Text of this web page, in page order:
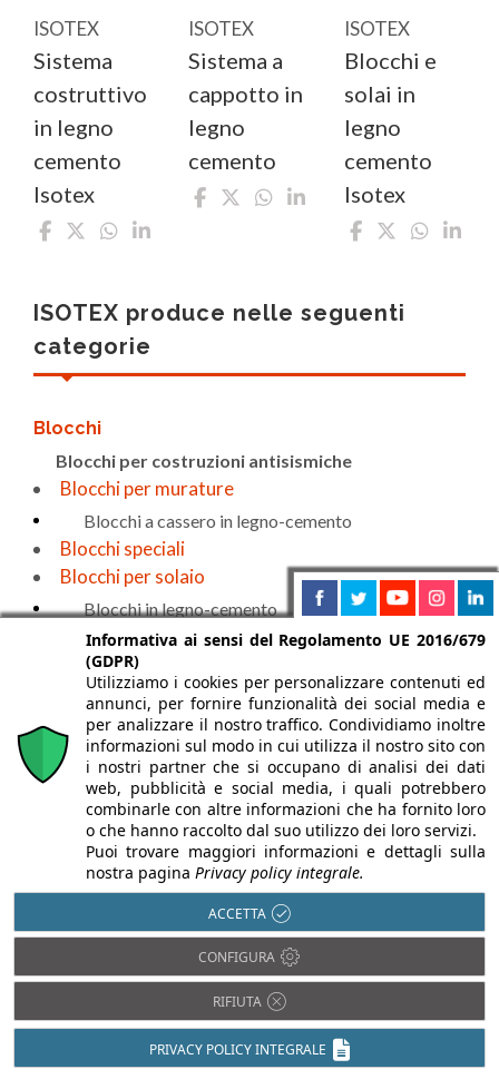
ISOTEX
Sistema
costruttivo
in legno
cemento
Isotex
ISOTEX
Sistema a
cappotto in
legno
cemento
ISOTEX
Blocchi e
solai in
legno
cemento
Isotex
ISOTEX produce nelle seguenti
categorie
Blocchi
Blocchi per costruzioni antisismiche
Blocchi per murature
Blocchi a cassero in legno-cemento
Blocchi speciali
Blocchi per solaio
Blocchi in legno-cemento
Cantiere
Casseforme e casseri
Casseforme a perdere
Casseforme per solai
Pannelli per casseforme
Informativa ai sensi del Regolamento UE 2016/679
(GDPR)
Utilizziamo i cookies per personalizzare contenuti ed
annunci, per fornire funzionalità dei social media e
per analizzare il nostro traffico. Condividiamo inoltre
informazioni sul modo in cui utilizza il nostro sito con
i nostri partner che si occupano di analisi dei dati
web, pubblicità e social media, i quali potrebbero
combinarle con altre informazioni che ha fornito loro
o che hanno raccolto dal suo utilizzo dei loro servizi.
Puoi trovare maggiori informazioni e dettagli sulla
nostra pagina Privacy policy integrale.
ACCETTA
CONFIGURA
RIFIUTA
PRIVACY POLICY INTEGRALE